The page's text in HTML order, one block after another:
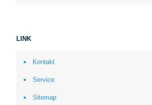
LINK
Kontakt
Service
Sitemap